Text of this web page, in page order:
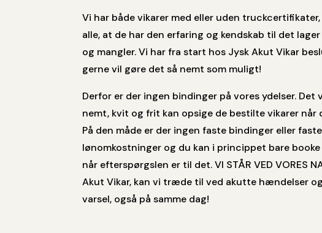
Vi har både vikarer med eller uden
alle, at de har den erfaring og kendskab til det
og mangler. Vi har fra start hos Jysk Akut Vikar
gerne vil gøre det så nemt som muligt!
Derfor er der ingen bindinger på vores ydelser. Det
nemt, kvit og frit kan opsige de bestilte vikarer når
På den måde er der ingen faste bindinger eller faste
lønomkostninger og du kan i princippet bare
når efterspørgslen er til det. VI STÅR VED VORES
Akut Vikar, kan vi træde til ved akutte hændelser
varsel, også på samme dag!